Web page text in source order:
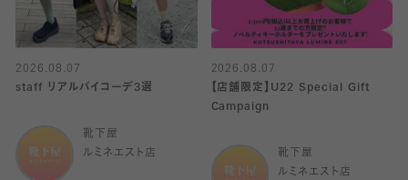
2026.08.07
staff リアルバイコーデ3選
靴下屋
ルミネエスト店
2026.08.07
【店舗限定】U22 Special Gift
Campaign
靴下屋
ルミネエスト店